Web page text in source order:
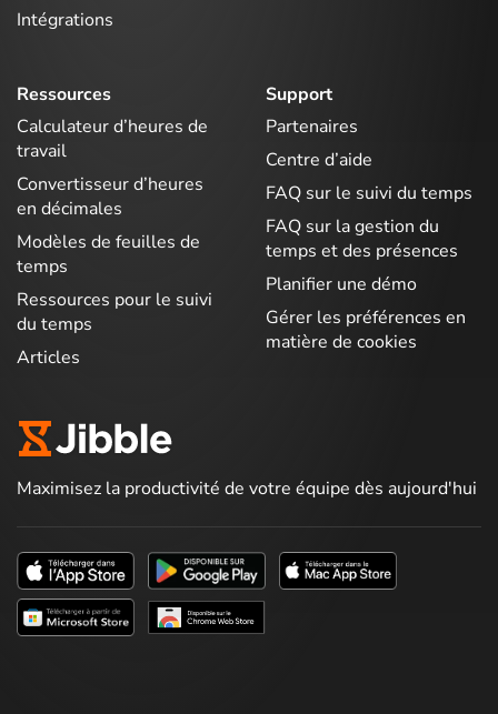
Intégrations
Ressources
Calculateur d’heures de
travail
Convertisseur d’heures
en décimales
Modèles de feuilles de
temps
Ressources pour le suivi
du temps
Articles
Support
Partenaires
Centre d’aide
FAQ sur le suivi du temps
FAQ sur la gestion du
temps et des présences
Planifier une démo
Gérer les préférences en
matière de cookies
Maximisez la productivité de votre équipe dès aujourd'hui